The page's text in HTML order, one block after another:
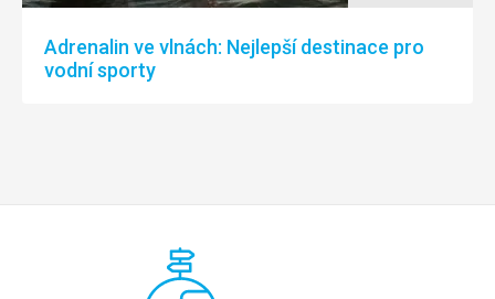
Adrenalin ve vlnách: Nejlepší destinace pro
vodní sporty